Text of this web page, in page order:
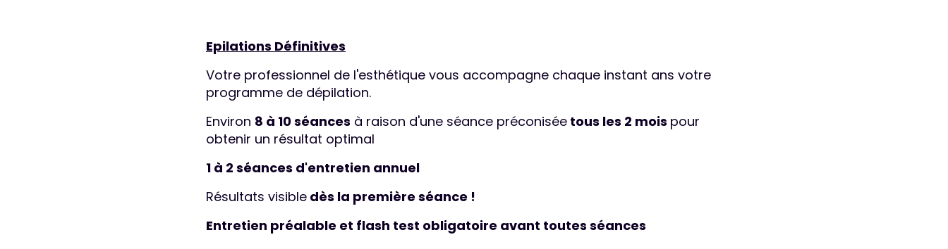
Epilations Définitives
Votre professionnel de l'esthétique vous accompagne chaque instant ans votre
programme de dépilation.
Environ 8 à 10 séances à raison d'une séance préconisée tous les 2 mois pour
obtenir un résultat optimal
1 à 2 séances d'entretien annuel
Résultats visible dès la première séance !
Entretien préalable et flash test obligatoire avant toutes séances